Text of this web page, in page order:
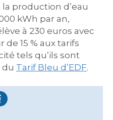
production d’eau
kWh par an,
à 230 euros avec
15 % aux tarifs
tels qu’ils sont
du Tarif Bleu d’EDF.